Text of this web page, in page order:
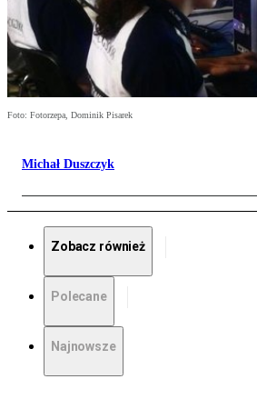
Foto: Fotorzepa, Dominik Pisarek
Michał Duszczyk
Zobacz również
Polecane
Najnowsze